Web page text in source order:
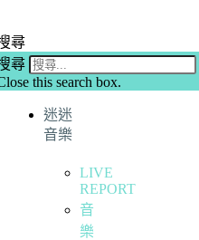
尋
尋
this search box.
迷迷
音樂
LIVE
REPORT
音
樂